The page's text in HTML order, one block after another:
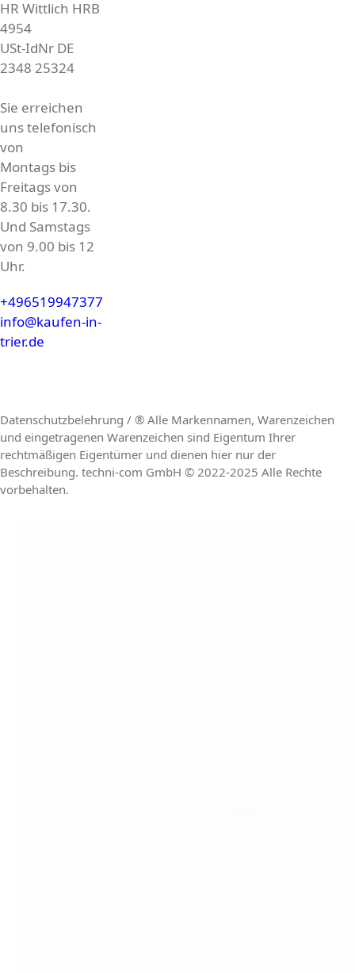
HR Wittlich HRB
4954
USt-IdNr DE
2348 25324
Sie erreichen
uns telefonisch
von
Montags bis
Freitags von
8.30 bis 17.30.
Und Samstags
von 9.00 bis 12
Uhr.
+496519947377
info@kaufen-in-
trier.de
Datenschutzbelehrung / ® Alle Markennamen, Warenzeichen
und eingetragenen Warenzeichen sind Eigentum Ihrer
rechtmäßigen Eigentümer und dienen hier nur der
Beschreibung. techni-com GmbH © 2022-2025 Alle Rechte
vorbehalten.